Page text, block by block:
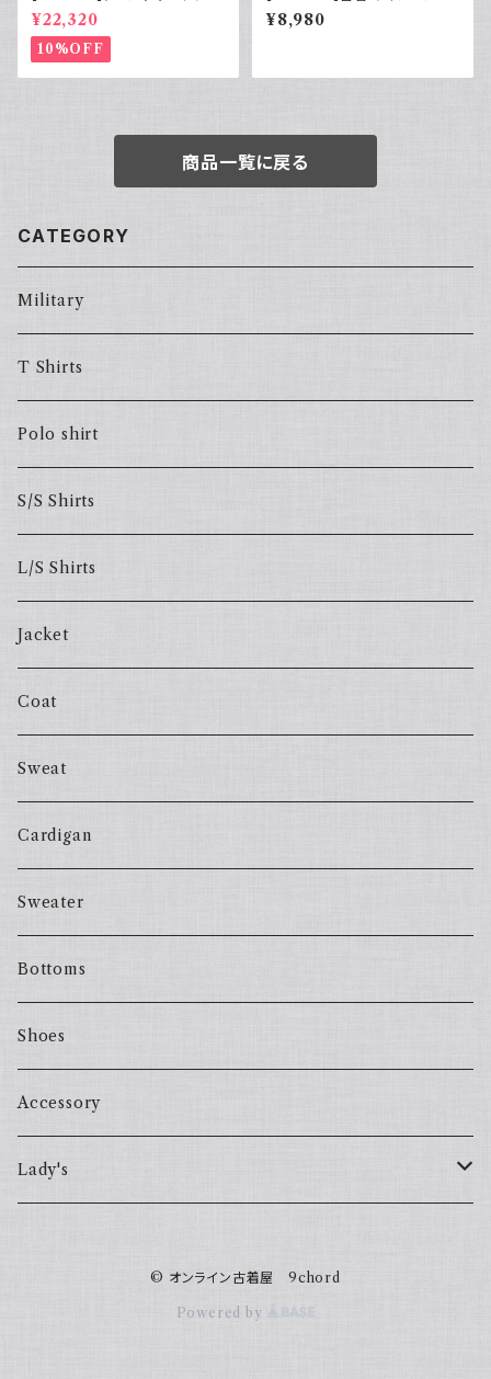
ケット インディゴ Vポケット ヴィ
ンテージ
¥22,320
10%OFF
ストライプ ライトブルー 夏 スラ
ックス
¥8,980
商品一覧に戻る
CATEGORY
Military
T Shirts
Polo shirt
S/S Shirts
L/S Shirts
Jacket
Coat
Sweat
Cardigan
Sweater
Bottoms
Shoes
Accessory
Lady's
© オンライン古着屋 9chord
Powered by